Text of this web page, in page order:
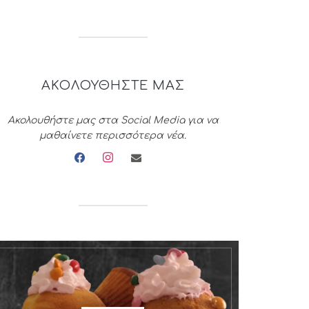
ΑΚΟΛΟΥΘΗΣΤΕ ΜΑΣ
Ακολουθήστε μας στα Social Media για να
μαθαίνετε περισσότερα νέα.
facebookinstagramenvelope